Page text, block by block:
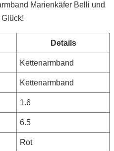
Marienkäfer Belli und
Details
Kettenarmband
Kettenarmband
1.6
6.5
Rot